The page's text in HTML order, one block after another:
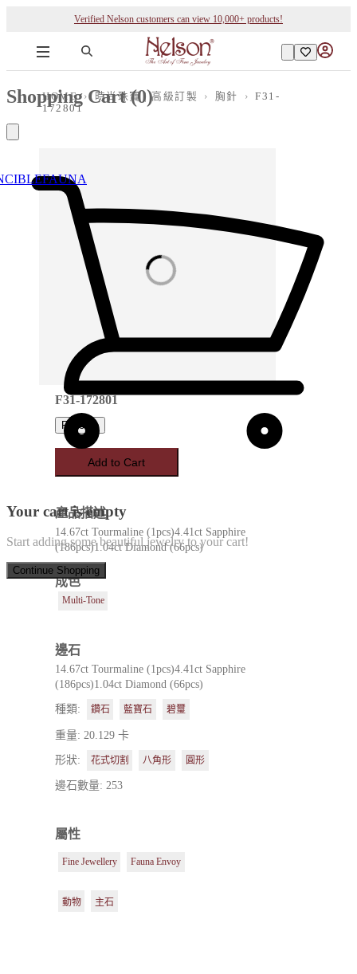
Verified Nelson customers can view 10,000+ products!
FAUNA
Shopping Cart (0)
Your cart is empty
Start adding some beautiful jewelry to your cart!
Continue Shopping
HOME › 時尚珠寶 | 高級訂製 › 胸針 ›
F31-
172801
Loading images
F31-172801
Favorite
Add to Cart
產品描述
14.67ct Tourmaline (1pcs)4.41ct Sapphire
(186pcs)1.04ct Diamond (66pcs)
成色
Multi-Tone
邊石
14.67ct Tourmaline (1pcs)4.41ct Sapphire
(186pcs)1.04ct Diamond (66pcs)
種類: 鑽石 藍寶石 碧璽
重量: 20.129 卡
形狀: 花式切割 八角形 圓形
邊石數量: 253
屬性
Fine Jewellery Fauna Envoy
動物 主石